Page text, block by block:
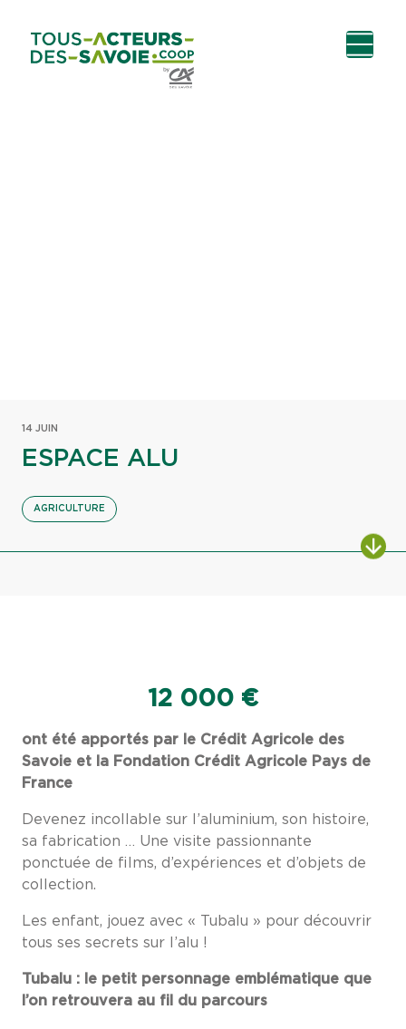
contenu
principal
14 JUIN
ESPACE ALU
AGRICULTURE
12 000 €
ont été apportés par le Crédit Agricole des
Savoie et la Fondation Crédit Agricole Pays de
France
Devenez incollable sur l’aluminium, son histoire,
sa fabrication … Une visite passionnante
ponctuée de films, d’expériences et d’objets de
collection.
Les enfant, jouez avec « Tubalu » pour découvrir
tous ses secrets sur l’alu !
Tubalu : le petit personnage emblématique que
l’on retrouvera au fil du parcours